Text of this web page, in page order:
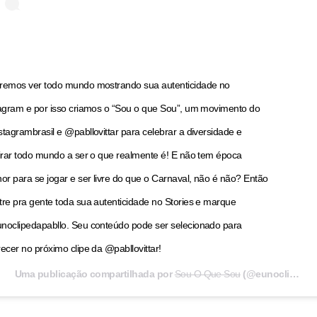
ver todo mundo mostrando sua autenticidade no
e por isso criamos o “Sou o que Sou”, um movimento do
e @pabllovittar para celebrar a diversidade e
todo mundo a ser o que realmente é! E não tem época
para se jogar e ser livre do que o Carnaval, não é não? Então
pra gente toda sua autenticidade no Stories e marque
Seu conteúdo pode ser selecionado para
no próximo clipe da @pabllovittar!
Uma publicação compartilhada porSou O Que Sou(@eunoclipedapabllo) em